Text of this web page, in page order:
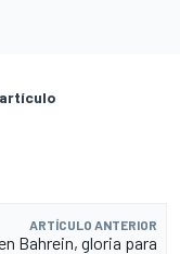
ARTÍCULO ANTERIOR
Bahrein, gloria para